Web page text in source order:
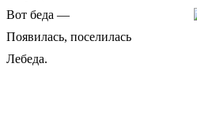
Вот беда —
Появилась, поселилась
Лебеда.